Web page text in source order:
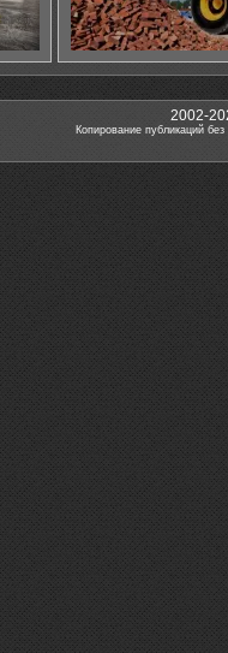
2002-
Копирование публикаций